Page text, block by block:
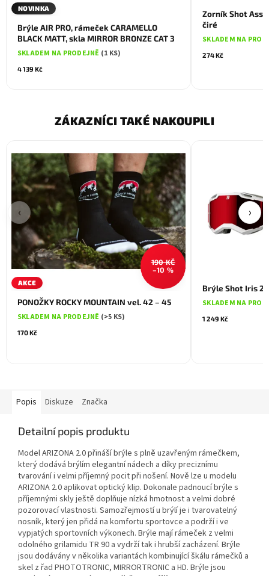
NOVINKA
Brýle AIR PRO, rámeček CARAMELLO
BLACK MATT, skla MIRROR BRONZE CAT 3
SKLADEM NA PRODEJNĚ (1 KS)
4 139 Kč
Zorník Shot
čiré
SKLADEM NA
274 Kč
ZÁKAZNÍCI TAKÉ NAKOUPILI
‹
AKCE
190 KČ
–10 %
PONOŽKY ROCKY MOUNTAIN vel. 42 – 45
SKLADEM NA PRODEJNĚ (>5 KS)
170 Kč
Brýle Shot Iris
SKLADEM NA
1 249 Kč
›
Popis Diskuze Značka
Detailní popis produktu
Model ARIZONA 2.0 přináší brýle s plně uzavřeným rámečkem,
který dodává brýlím elegantní nádech a díky preciznímu
tvarování i velmi příjemný pocit při nošení. Nově lze u modelu
ARIZONA 2.0 aplikovat optický klip. Dokonale padnoucí brýle s
příjemnými skly ještě doplňuje nízká hmotnost a velmi dobré
pozorovací vlastnosti. Samozřejmostí u brýlí je i tvarovatelný
nosník, který jen přidá na komfortu sportovce a podrží i ve
vypjatých sportovních výkonech. Brýle mají rámeček z velmi
odolného grilamidu TR 90 a vydrží tak i hrubší zacházení. Brýle
jsou dodávány v několika variantách kombinující škálu rámečků a
skel z řad PHOTOTRONIC, MIRRORTRONIC a HD. Brýle jsou